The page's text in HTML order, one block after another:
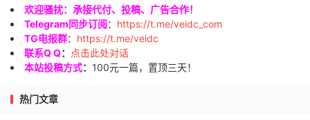
欢迎骚扰：承接代付、投稿、广告合作！
Telegram同步订阅： https://t.me/veidc_com
TG电报群： https://t.me/veidc
联系Q Q：
点击此处对话
本站投稿方式： 100元一篇，置顶三天！
热门文章